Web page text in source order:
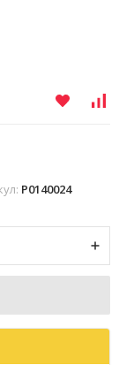
P0140024